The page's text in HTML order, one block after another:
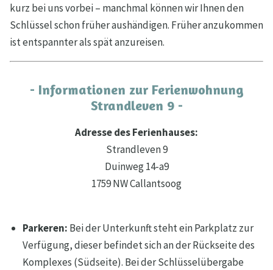
kurz bei uns vorbei – manchmal können wir Ihnen den
Schlüssel schon früher aushändigen. Früher anzukommen
ist entspannter als spät anzureisen.
- Informationen zur Ferienwohnung
Strandleven 9 -
Adresse des Ferienhauses:
Strandleven 9
Duinweg 14-a9
1759 NW Callantsoog
Parkeren: Bei der Unterkunft steht ein Parkplatz zur
Verfügung, dieser befindet sich an der Rückseite des
Komplexes (Südseite). Bei der Schlüsselübergabe